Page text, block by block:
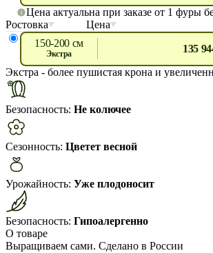
Цена актуальна при заказе от 1 фуры
Ростовка
Цена
150-200 см
экстра
135
Экстра - более пушистая крона и
Безопасность: Не колючее
Сезонность: Цветет весной
Урожайность: Уже плодоносит
Безопасность: Гипоалергенно
О товаре
Выращиваем сами. Сделано в России